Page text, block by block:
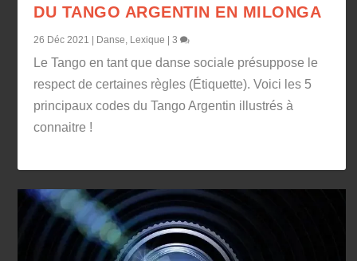
DU TANGO ARGENTIN EN MILONGA
26 Déc 2021 Danse, Lexique |3
Le Tango en tant que danse sociale présuppose le
respect de certaines règles (Étiquette). Voici les 5
principaux codes du Tango Argentin illustrés à
connaitre !